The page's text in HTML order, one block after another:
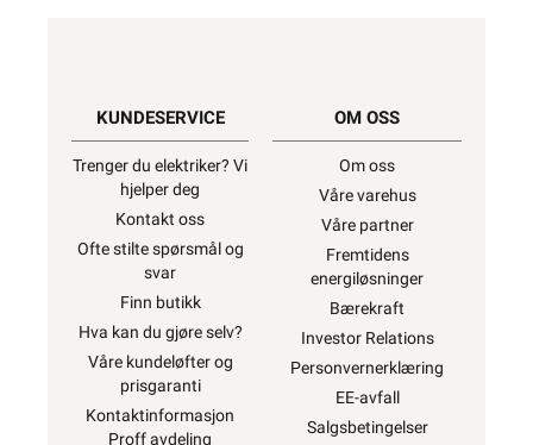
KUNDESERVICE
Trenger du elektriker? Vi
hjelper deg
Kontakt oss
Ofte stilte spørsmål og
svar
Finn butikk
Hva kan du gjøre selv?
Våre kundeløfter og
prisgaranti
Kontaktinformasjon
Proff avdeling
OM OSS
Om oss
Våre varehus
Våre partner
Fremtidens
energiløsninger
Bærekraft
Investor Relations
Personvernerklæring
EE-avfall
Salgsbetingelser